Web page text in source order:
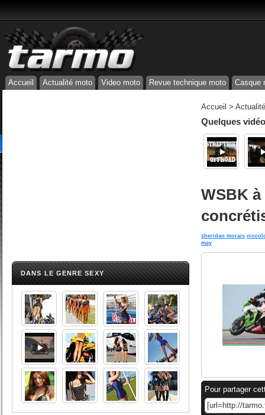
Accueil Actualité moto Video moto Revue technique moto Casque
DANS LE GENRE SEXY
Accueil >
Quelques
WSBK
sheridan morais
may
Pour partager